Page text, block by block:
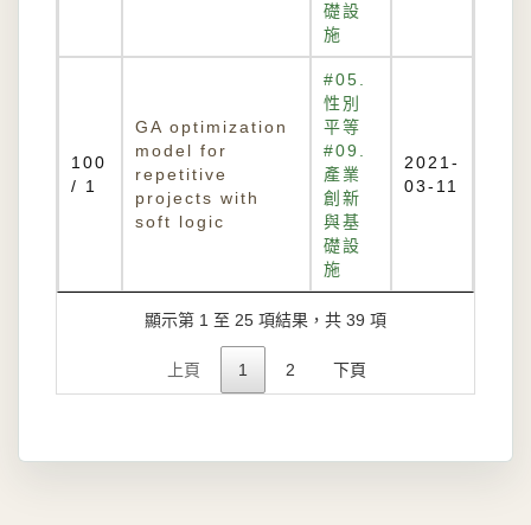
礎設
施
100
/ 1
GA optimization
model for
repetitive
projects with
soft logic
#05.
性別
平等
#09.
產業
創新
與基
礎設
施
2021-
03-11
顯示第 1 至 25 項結果，共 39 項
上頁 1 2 下頁